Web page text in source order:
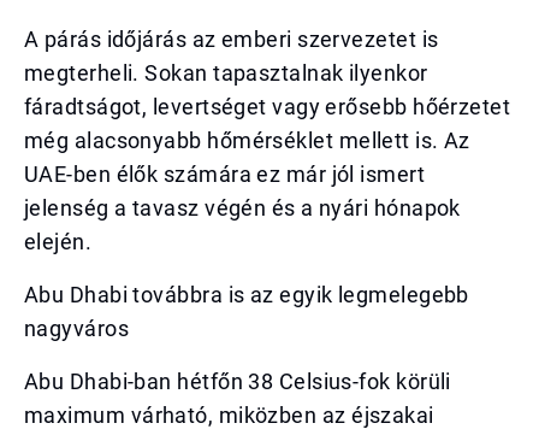
A párás időjárás az emberi szervezetet is
megterheli. Sokan tapasztalnak ilyenkor
fáradtságot, levertséget vagy erősebb hőérzetet
még alacsonyabb hőmérséklet mellett is. Az
UAE-ben élők számára ez már jól ismert
jelenség a tavasz végén és a nyári hónapok
elején.
Abu Dhabi továbbra is az egyik legmelegebb
nagyváros
Abu Dhabi-ban hétfőn 38 Celsius-fok körüli
maximum várható, miközben az éjszakai